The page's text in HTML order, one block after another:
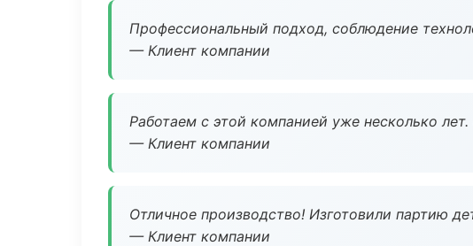
Профессиональный подход, соблюдение
— Клиент компании
Работаем с этой компанией уже несколько лет.
— Клиент компании
Отличное производство! Изготовили партию
— Клиент компании